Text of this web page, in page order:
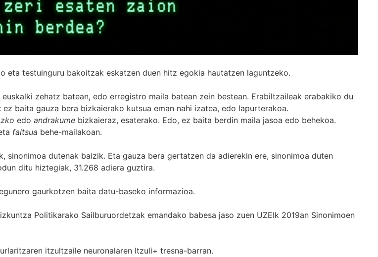
eta testuinguru bakoitzak eskatzen duen hitz egokia hautatzen laguntzeko.
zehatz batean, edo erregistro maila batean zein bestean. Erabiltzaileak erabakiko du
baita gauza bera bizkaierako kutsua eman nahi izatea, edo lapurterakoa.
edo andrakume bizkaieraz, esaterako. Edo, ez baita berdin maila jasoa edo behekoa.
faltsua behe-mailakoan.
dutenak baizik. Eta gauza bera gertatzen da adierekin ere, sinonimoa duten
ditu hiztegiak, 31.268 adiera guztira.
gaurkotzen baita datu-baseko informazioa.
Politikarako Sailburuordetzak emandako babesa jaso zuen UZEIk 2019an Sinonimoen
itzultzaile neuronalaren Itzuli+ tresna-barran.